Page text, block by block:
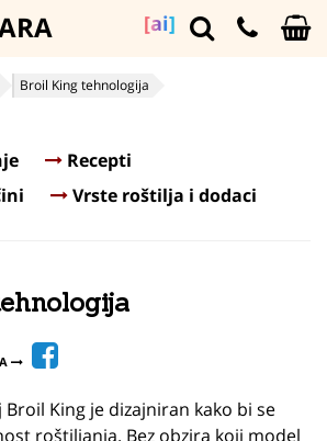
[ai]
Broil King tehnologija
Recepti
Vrste roštilja i dodaci
King je dizajniran kako bi se
roštiljanja. Bez obzira koji model